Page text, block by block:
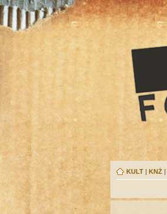
KULT | KNŻ |